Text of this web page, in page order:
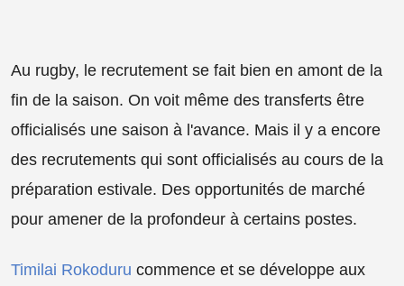
Au rugby, le recrutement se fait bien en amont de la
fin de la saison. On voit même des transferts être
officialisés une saison à l'avance. Mais il y a encore
des recrutements qui sont officialisés au cours de la
préparation estivale. Des opportunités de marché
pour amener de la profondeur à certains postes.
Timilai Rokoduru commence et se développe aux